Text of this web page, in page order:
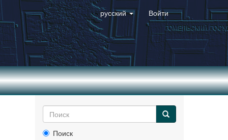
русский Войти
Поиск